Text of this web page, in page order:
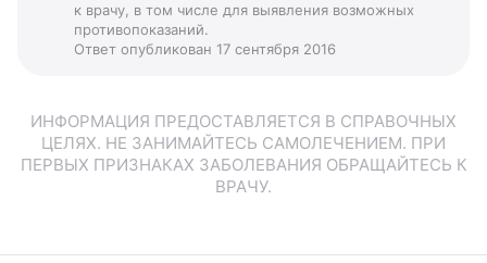
к врачу, в том числе для выявления возможных
противопоказаний.
Ответ опубликован 17 сентября 2016
ИНФОРМАЦИЯ ПРЕДОСТАВЛЯЕТСЯ В СПРАВОЧНЫХ
ЦЕЛЯХ. НЕ ЗАНИМАЙТЕСЬ САМОЛЕЧЕНИЕМ. ПРИ
ПЕРВЫХ ПРИЗНАКАХ ЗАБОЛЕВАНИЯ ОБРАЩАЙТЕСЬ К
ВРАЧУ.